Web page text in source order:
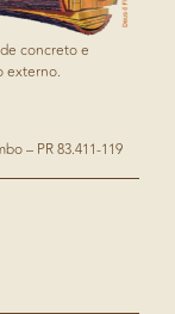
concreto e
externo.
– PR 83.411-119